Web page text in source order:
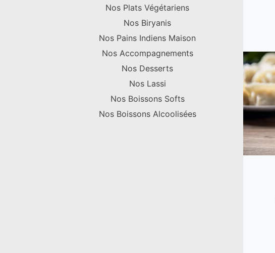
Nos Plats Végétariens
Nos Biryanis
Nos Pains Indiens Maison
Nos Accompagnements
Nos Desserts
Nos Lassi
Nos Boissons Softs
Nos Boissons Alcoolisées